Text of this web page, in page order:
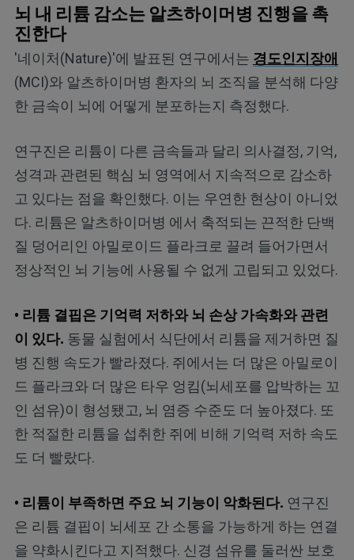
뇌 내 리튬 감소는 알츠하이머병 진행을 촉
진한다
'네이처(Nature)'에 발표된 연구에서는 경도인지장애
(MCI)와 알츠하이머병 환자의 뇌 조직을 분석해 다양
한 금속이 뇌에 어떻게 분포하는지 측정했다.
연구진은 리튬이 다른 금속들과 달리 의사결정, 기억,
성격과 관련된 핵심 뇌 영역에서 지속적으로 감소하
고 있다는 점을 확인했다. 이는 우연한 현상이 아니었
다. 리튬은 알츠하이머병 에서 축적되는 끈적한 단백
질 덩어리인 아밀로이드 플라크로 끌려 들어가면서
정상적인 뇌 기능에 사용될 수 없게 고립되고 있었다.
• 리튬 결핍은 기억력 저하와 뇌 손상 가속화와 관련
이 있다. 동물 실험에서 식단에서 리튬을 제거하면 질
병 진행 속도가 빨라졌다. 쥐에서는 더 많은 아밀로이
드 플라크와 더 많은 타우 엉킴(뇌세포를 압박하는 꼬
인 섬유)이 형성됐고, 뇌 염증 수준도 더 높아졌다. 또
한 적절한 리튬을 섭취한 쥐에 비해 기억력 저하 속도
도 더 빨랐다.
• 리튬이 부족하면 주요 뇌 기능이 악화된다. 연구진
은 리튬 결핍이 뇌세포 간 소통을 가능하게 하는 연결
을 약화시킨다고 지적했다. 신경 섬유를 둘러싼 보호